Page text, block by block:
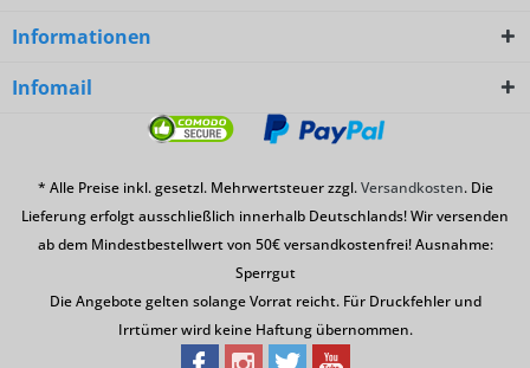
Informationen
Infomail
* Alle Preise inkl. gesetzl. Mehrwertsteuer zzgl.Versandkosten. Die
Lieferung erfolgt ausschließlich innerhalb Deutschlands! Wir versenden
ab dem Mindestbestellwert von 50€ versandkostenfrei! Ausnahme:
Sperrgut
Die Angebote gelten solange Vorrat reicht. Für Druckfehler und
Irrtümer wird keine Haftung übernommen.